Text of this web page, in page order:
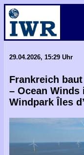
29.04.2026, 15:29 Uhr
Frankreich
– Ocean
Windpark Îles